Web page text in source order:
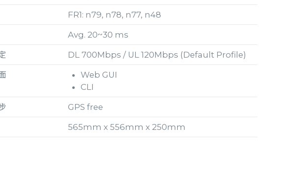
FR1: n79, n78, n77, n48
Avg. 20~30 ms
DL 700Mbps / UL 120Mbps (Default Profile)
Web GUI
CLI
GPS free
565mm x 556mm x 250mm